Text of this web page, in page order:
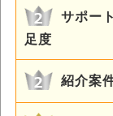
サポー
足度
紹介案